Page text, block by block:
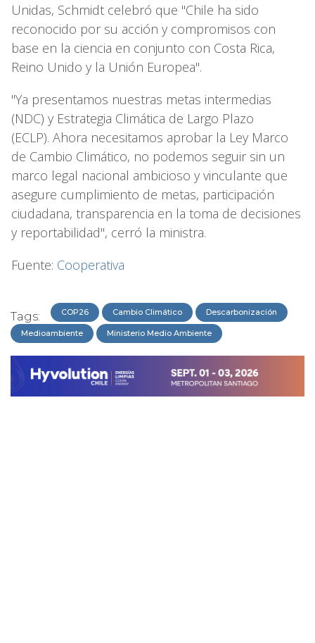
Unidas, Schmidt celebró que "Chile ha sido
reconocido por su acción y compromisos con
base en la ciencia en conjunto con Costa Rica,
Reino Unido y la Unión Europea".
"Ya presentamos nuestras metas intermedias
(NDC) y Estrategia Climática de Largo Plazo
(ECLP). Ahora necesitamos aprobar la Ley Marco
de Cambio Climático, no podemos seguir sin un
marco legal nacional ambicioso y vinculante que
asegure cumplimiento de metas, participación
ciudadana, transparencia en la toma de decisiones
y reportabilidad", cerró la ministra.
Fuente: Cooperativa
Tags: COP26 Cambio Climático Descarbonización
Medioambiente Ministerio Medio Ambiente